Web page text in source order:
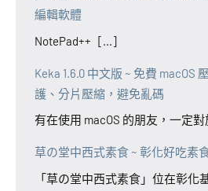
編輯軟體
NotePad++ [...]
Keka 1.6.0 中文版 ~ 免費 macOS
護、分片壓縮，避免亂碼
有在使用 macOS 的朋友，一定
草の堂中西式素食 ~ 彰化好吃素
「草の堂中西式素食」位在彰化